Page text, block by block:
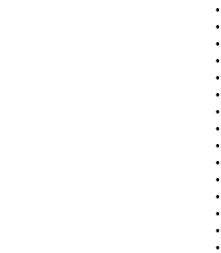
•
•
•
•
•
•
•
•
•
•
•
•
•
•
•